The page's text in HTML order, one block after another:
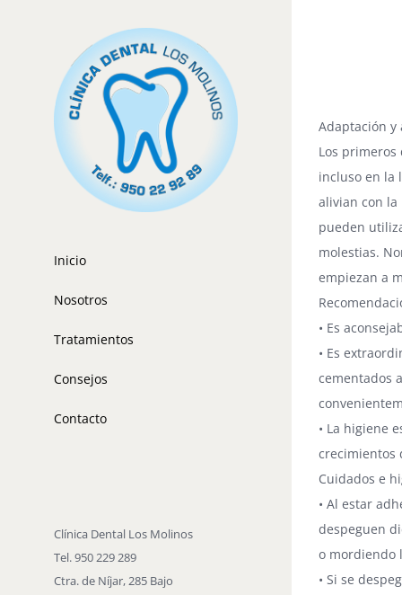
Inicio
Nosotros
Tratamientos
Consejos
Contacto
Clínica Dental Los Molinos
Tel. 950 229 289
Ctra. de Níjar, 285 Bajo
Adaptación
Los
incluso en la
alivian con la
pueden
molestias.
empiezan a
• Es
• Es
cementados
• La higiene
crecimientos
Cuidados e
• Al estar
despeguen
o mordiendo
• Si se